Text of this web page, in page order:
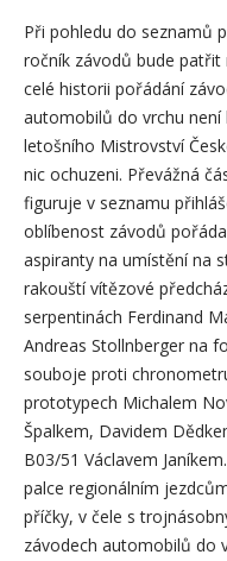
Při pohledu do seznamů
ročník závodů bude patřit
celé historii pořádání
automobilů do vrchu
letošního Mistrovství
nic ochuzeni. Převážná
figuruje v seznamu
oblíbenost závodů
aspiranty na umístění na
rakouští vítězové
serpentinách Ferdinand
Andreas Stollnberger na
souboje proti
prototypech Michalem
Špalkem, Davidem
B03/51 Václavem
palce regionálním
příčky, v čele s
závodech automobilů do